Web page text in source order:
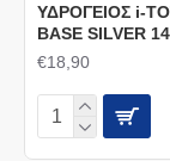
ΥΔΡΟΓΕΙΟΣ i-
BASE SILVER
€18,90